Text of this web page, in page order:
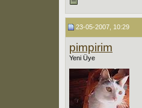
23-05-2007, 10:29
pimpirim
Yeni Üye